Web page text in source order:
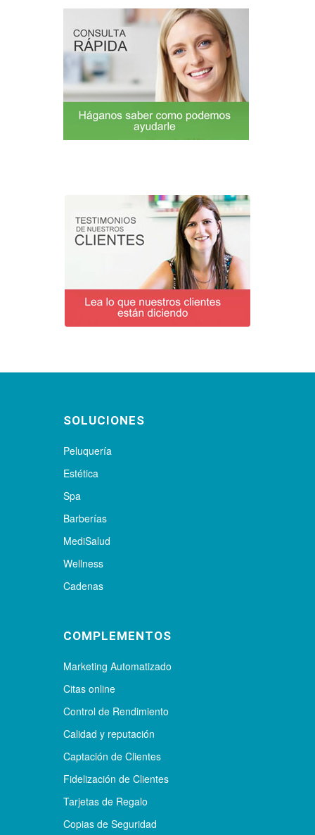
SOLUCIONES
Peluquería
Estética
Spa
Barberías
MediSalud
Wellness
Cadenas
COMPLEMENTOS
Marketing Automatizado
Citas online
Control de Rendimiento
Calidad y reputación
Captación de Clientes
Fidelización de Clientes
Tarjetas de Regalo
Copias de Seguridad